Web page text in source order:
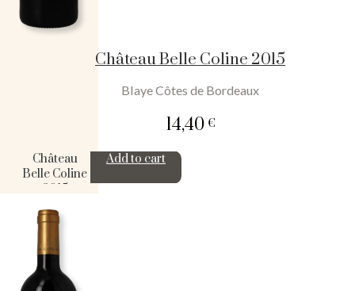
Château Belle Coline 2015
Blaye Côtes de Bordeaux
14,40€
Château
Belle Coline
2015
Add to cart